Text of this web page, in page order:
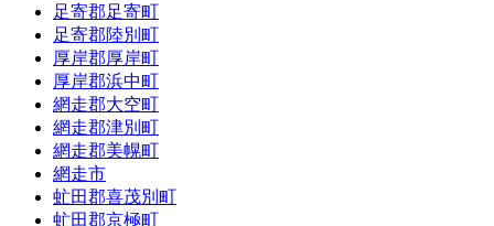
足寄郡足寄町
足寄郡陸別町
厚岸郡厚岸町
厚岸郡浜中町
網走郡大空町
網走郡津別町
網走郡美幌町
網走市
虻田郡喜茂別町
虻田郡京極町